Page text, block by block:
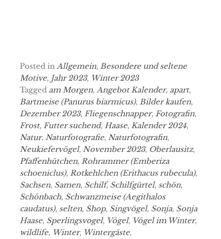
Posted in Allgemein, Besondere und seltene
Motive, Jahr 2023, Winter 2023
Tagged am Morgen, Angebot Kalender, apart,
Bartmeise (Panurus biarmicus), Bilder kaufen,
Dezember 2023, Fliegenschnapper, Fotografin,
Frost, Futter suchend, Haase, Kalender 2024,
Natur, Naturfotografie, Naturfotografin,
Neukiefervögel, November 2023, Oberlausitz,
Pfaffenhütchen, Rohrammer (Emberiza
schoeniclus), Rotkehlchen (Erithacus rubecula),
Sachsen, Samen, Schilf, Schilfgürtel, schön,
Schönbach, Schwanzmeise (Aegithalos
caudatus), selten, Shop, Singvögel, Sonja, Sonja
Haase, Sperlingsvogel, Vögel, Vögel im Winter,
wildlife, Winter, Wintergäste,